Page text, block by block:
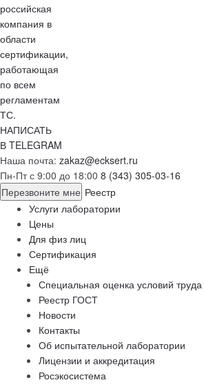
НАПИСАТЬ
В TELEGRAM
Наша почта: zakaz@ecksert.ru
Пн-Пт с 9:00 до 18:00 8 (343) 305-03-16
Перезвоните мне Реестр
Услуги лаборатории
Цены
Для физ лиц
Сертификация
Ещё
Специальная оценка условий
Реестр ГОСТ
Новости
Контакты
Об испытательной лаборатории
Лицензии и аккредитация
Росэкосистема